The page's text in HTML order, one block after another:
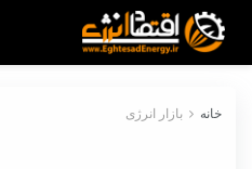
خانه بازار انرژی